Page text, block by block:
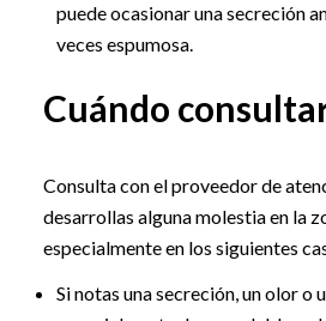
puede ocasionar una secreción
veces espumosa.
Cuándo
Consulta con el proveedor de
desarrollas alguna molestia en la
especialmente en los siguientes
Si notas una secreción, un olor o